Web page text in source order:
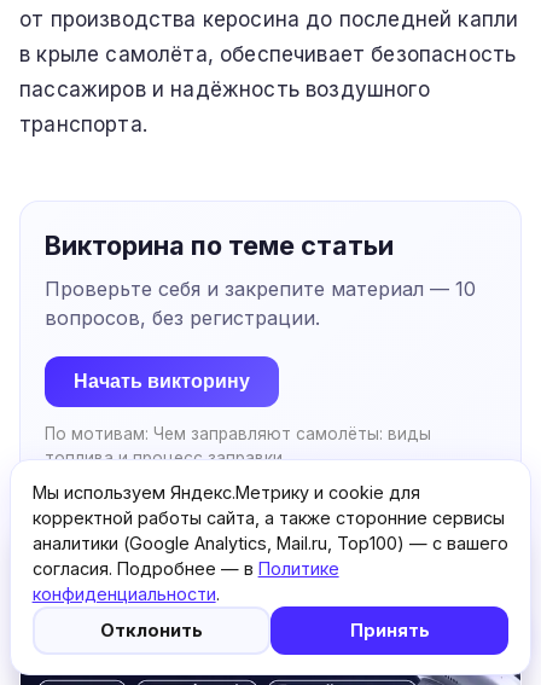
от производства керосина до последней капли
в крыле самолёта, обеспечивает безопасность
пассажиров и надёжность воздушного
транспорта.
Викторина по теме статьи
Проверьте себя и закрепите материал — 10
вопросов, без регистрации.
Начать викторину
По мотивам: Чем заправляют самолёты: виды
топлива и процесс заправки
РЕКЛАМА
5
Мы используем Яндекс.Метрику и cookie для
корректной работы сайта, а также сторонние сервисы
аналитики (Google Analytics, Mail.ru, Top100) — с вашего
согласия. Подробнее — в Политике
конфиденциальности.
Отклонить
Принять